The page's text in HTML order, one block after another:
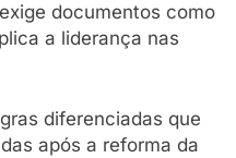
documentos como
a liderança nas
diferenciadas que
após a reforma da